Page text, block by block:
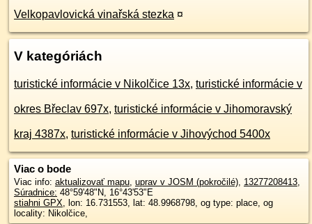
Velkopavlovická vinařská stezka ¤
V kategóriách
turistické informácie v Nikolčice 13x, turistické informácie v
okres Břeclav 697x, turistické informácie v Jihomoravský
kraj 4387x, turistické informácie v Jihovýchod 5400x
Viac o bode
Viac info: aktualizovať mapu, uprav v JOSM (pokročilé), 13277208413,
Súradnice: 48°59'48"N, 16°43'53"E
stiahni GPX, lon: 16.731553, lat: 48.9968798, og type: place, og
locality: Nikolčice,